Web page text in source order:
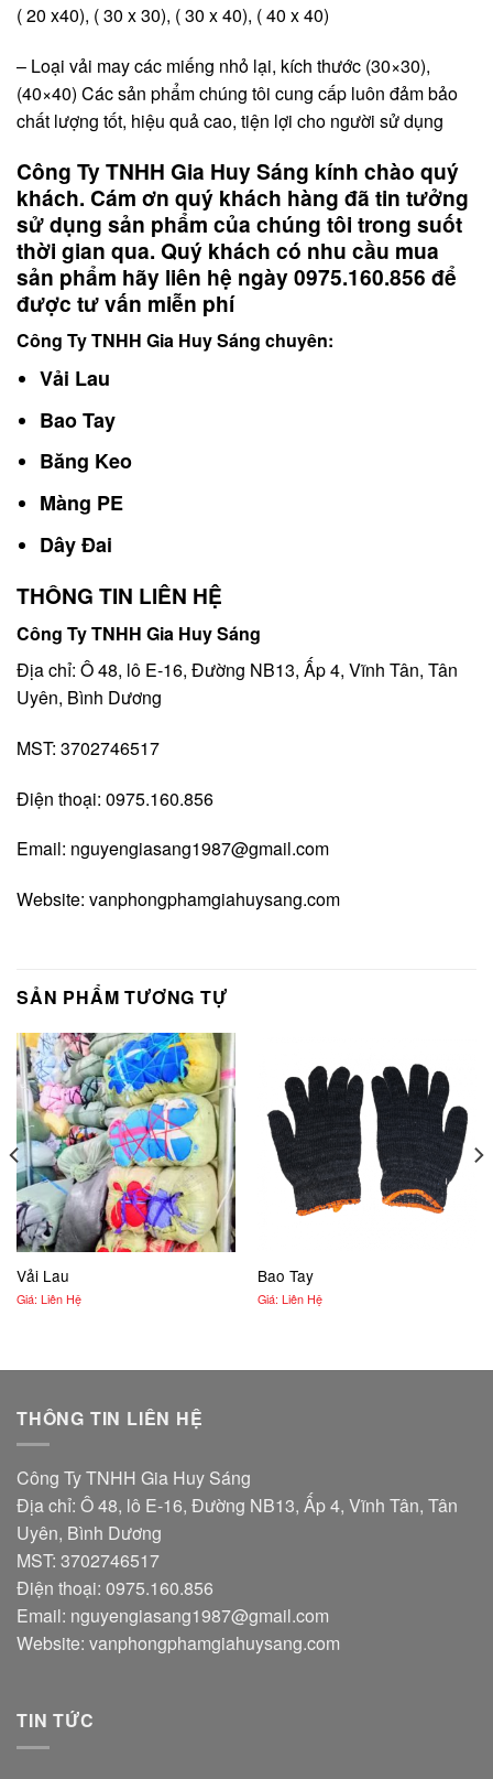
( 20 x40), ( 30 x 30), ( 30 x 40), ( 40 x 40)
– Loại vải may các miếng nhỏ lại, kích thước (30×30),
(40×40) Các sản phẩm chúng tôi cung cấp luôn đảm bảo
chất lượng tốt, hiệu quả cao, tiện lợi cho người sử dụng
Công Ty TNHH Gia Huy Sáng kính chào quý
khách. Cám ơn quý khách hàng đã tin tưởng
sử dụng sản phẩm của chúng tôi trong suốt
thời gian qua. Quý khách có nhu cầu mua
sản phẩm hãy liên hệ ngày 0975.160.856 để
được tư vấn miễn phí
Công Ty TNHH Gia Huy Sáng chuyên:
Vải Lau
Bao Tay
Băng Keo
Màng PE
Dây Đai
THÔNG TIN LIÊN HỆ
Công Ty TNHH Gia Huy Sáng
Địa chỉ: Ô 48, lô E-16, Đường NB13, Ấp 4, Vĩnh Tân, Tân
Uyên, Bình Dương
MST: 3702746517
Điện thoại: 0975.160.856
Email: nguyengiasang1987@gmail.com
Website: vanphongphamgiahuysang.com
SẢN PHẨM TƯƠNG TỰ
Vải Lau
Giá: Liên Hệ
Bao Tay
Giá: Liên Hệ
THÔNG TIN LIÊN HỆ
Công Ty TNHH Gia Huy Sáng
Địa chỉ: Ô 48, lô E-16, Đường NB13, Ấp 4, Vĩnh Tân, Tân
Uyên, Bình Dương
MST: 3702746517
Điện thoại: 0975.160.856
Email: nguyengiasang1987@gmail.com
Website: vanphongphamgiahuysang.com
TIN TỨC